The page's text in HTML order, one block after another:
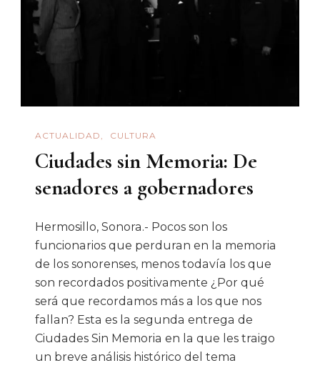
ACTUALIDAD CULTURA
Ciudades sin Memoria: De
senadores a gobernadores
Hermosillo, Sonora.- Pocos son los
funcionarios que perduran en la memoria
de los sonorenses, menos todavía los que
son recordados positivamente ¿Por qué
será que recordamos más a los que nos
fallan? Esta es la segunda entrega de
Ciudades Sin Memoria en la que les traigo
un breve análisis histórico del tema